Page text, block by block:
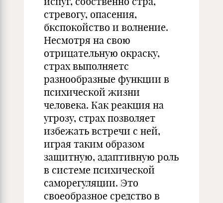
стревогу, опасения,
бкспокойство и волнение.
Несмотря на свою
отрицательную окраску,
страх выполняетс
разнообразные функции в
психической жизни
человека. Как реакция на
угрозу, страх позволяет
избежать встречи с ней,
играя таким образом
защитную, адаптивную роль
в системе психической
саморегуляции. Это
своеобразное средство в